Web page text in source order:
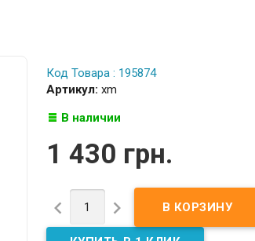
Код Товара : 195874
Артикул: xm
В наличии
1 430 грн.
 